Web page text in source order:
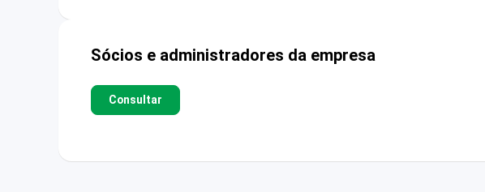
Sócios e administradores da empresa
Consultar